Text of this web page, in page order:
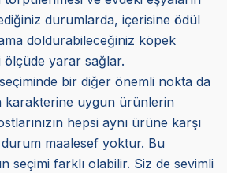
durumlarda, içerisine ödül
doldurabileceğiniz köpek
ölçüde yarar sağlar.
bir diğer önemli nokta da
karakterine uygun ürünlerin
hepsi aynı ürüne karşı
maalesef yoktur. Bu
seçimi farklı olabilir. Siz de sevimli